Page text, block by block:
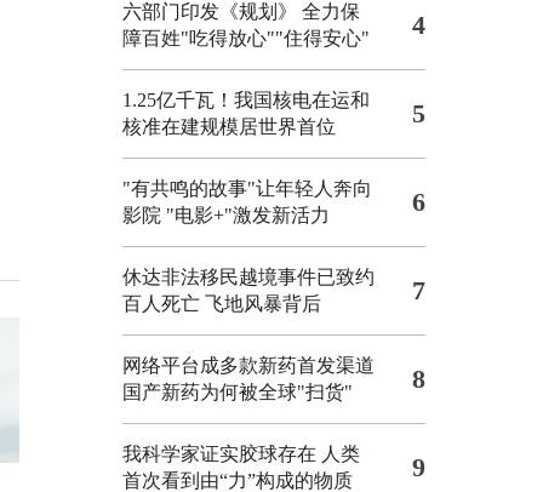
六部门印发《规划》 全力保
障百姓"吃得放心""住得安心"
4
1.25亿千瓦！我国核电在运和
核准在建规模居世界首位
5
"有共鸣的故事"让年轻人奔向
影院 "电影+"激发新活力 6
休达非法移民越境事件已致约
百人死亡 飞地风暴背后 7
网络平台成多款新药首发渠道
国产新药为何被全球"扫货"
8
我科学家证实胶球存在 人类
首次看到由“力”构成的物质
9